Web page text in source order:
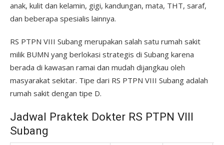
anak, kulit dan kelamin, gigi, kandungan, mata, THT, saraf,
dan beberapa spesialis lainnya.
RS PTPN VIII Subang merupakan salah satu rumah sakit
milik BUMN yang berlokasi strategis di Subang karena
berada di kawasan ramai dan mudah dijangkau oleh
masyarakat sekitar. Tipe dari RS PTPN VIII Subang adalah
rumah sakit dengan tipe D.
Jadwal Praktek Dokter RS PTPN VIII
Subang